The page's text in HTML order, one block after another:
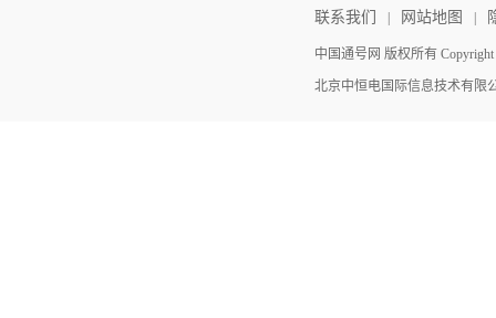
联系我们 网站地图
中国通号网 版权所有
北京中恒电国际信息技术有限